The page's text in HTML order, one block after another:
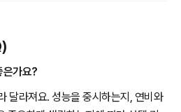
은가요?
달라져요. 성능을 중시하는지, 연비와